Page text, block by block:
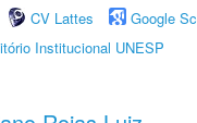
CV Lattes Google
Institucional UNESP